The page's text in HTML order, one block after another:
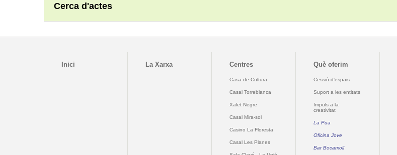
Cerca d'actes
Inici La Xarxa Centres
Casa de Cultura
Casal Torreblanca
Xalet Negre
Casal Mira-sol
Casino La Floresta
Casal Les Planes
Què oferim
Cessió d'espais
Suport a les entitats
Impuls a la
creativitat
La Pua
Oficina Jove
Bar Bocamoll